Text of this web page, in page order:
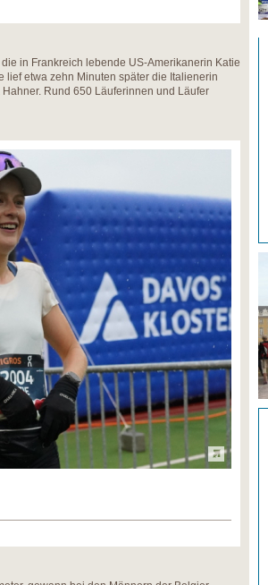
in Frankreich lebende US-Amerikanerin Katie
lief etwa zehn Minuten später die Italienerin
Rund 650 Läuferinnen und Läufer